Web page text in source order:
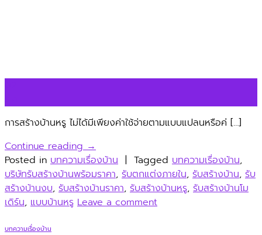
การสร้างบ้านหรู ไม่ได้มีเพียงค่าใช้จ่ายตามแบบแปลนหรือค่ […]
Continue reading→
Posted in บทความเรื่องบ้าน | Tagged บทความเรื่องบ้าน,
บริษัทรับสร้างบ้านพร้อมราคา, รับตกแต่งภายใน, รับสร้างบ้าน, รับ
สร้างบ้านงบ, รับสร้างบ้านราคา, รับสร้างบ้านหรู, รับสร้างบ้านโม
เดิร์น, แบบบ้านหรู Leave a comment
บทความเรื่องบ้าน